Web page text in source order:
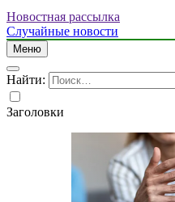
Новостная рассылка
Случайные новости
Меню
Найти:
Заголовки